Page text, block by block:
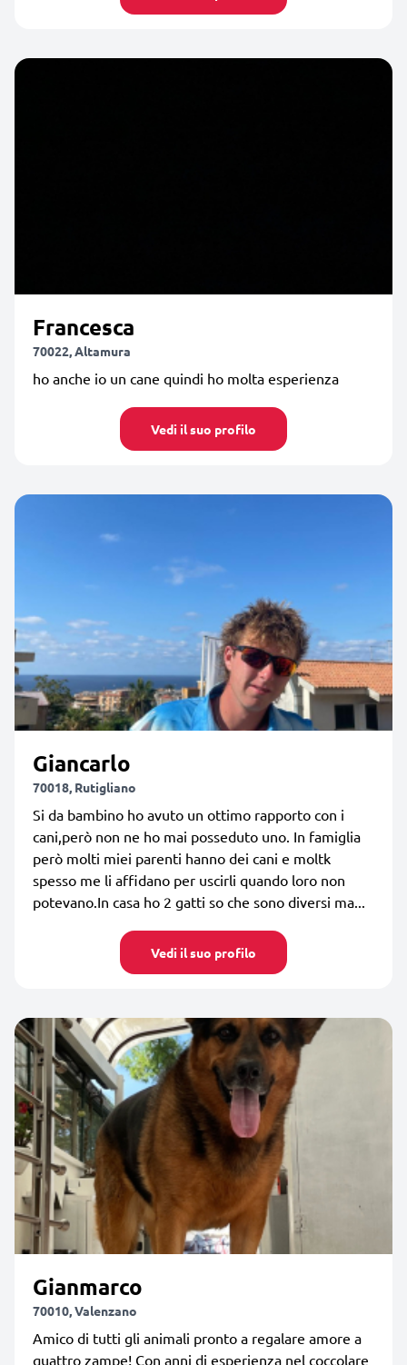
Francesca
70022, Altamura
ho anche io un cane quindi ho molta esperienza
Vedi il suo profilo
Giancarlo
70018, Rutigliano
Si da bambino ho avuto un ottimo rapporto con i
cani,però non ne ho mai posseduto uno. In famiglia
però molti miei parenti hanno dei cani e moltk
spesso me li affidano per uscirli quando loro non
potevano.In casa ho 2 gatti so che sono diversi ma...
Vedi il suo profilo
Gianmarco
70010, Valenzano
Amico di tutti gli animali pronto a regalare amore a
quattro zampe! Con anni di esperienza nel coccolare